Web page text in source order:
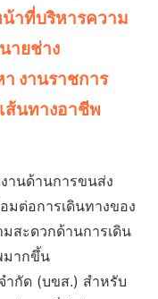
าที่บริหารความ
ายช่าง
งานราชการ
ส้นทางอาชีพ
านด้านการขนส่ง
ต่อการเดินทางของ
สะดวกด้านการเดิน
มากขึ้น
ำกัด (บขส.) สำหรับ